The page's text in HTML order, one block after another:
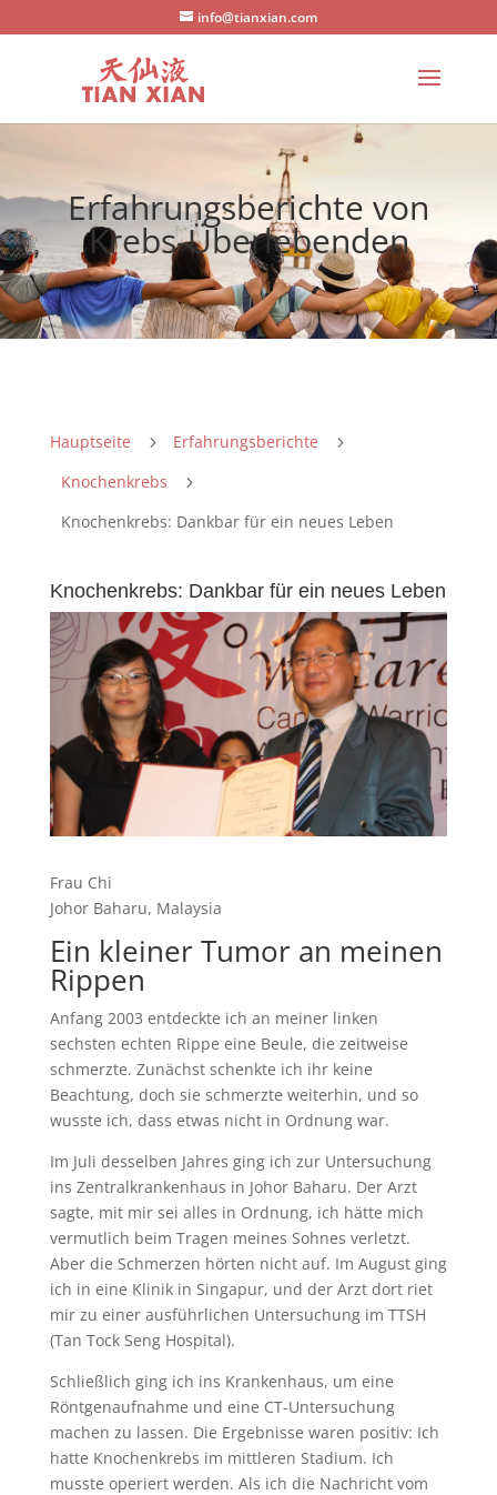
info@tianxian.com
Erfahrungsberichte von
Krebs-Überlebenden
Hauptseite 5 Erfahrungsberichte 5
Knochenkrebs 5
Knochenkrebs: Dankbar für ein neues Leben
Knochenkrebs: Dankbar für ein neues Leben
Frau Chi
Johor Baharu, Malaysia
Ein kleiner Tumor an meinen
Rippen
Anfang 2003 entdeckte ich an meiner linken
sechsten echten Rippe eine Beule, die zeitweise
schmerzte. Zunächst schenkte ich ihr keine
Beachtung, doch sie schmerzte weiterhin, und so
wusste ich, dass etwas nicht in Ordnung war.
Im Juli desselben Jahres ging ich zur Untersuchung
ins Zentralkrankenhaus in Johor Baharu. Der Arzt
sagte, mit mir sei alles in Ordnung, ich hätte mich
vermutlich beim Tragen meines Sohnes verletzt.
Aber die Schmerzen hörten nicht auf. Im August ging
ich in eine Klinik in Singapur, und der Arzt dort riet
mir zu einer ausführlichen Untersuchung im TTSH
(Tan Tock Seng Hospital).
Schließlich ging ich ins Krankenhaus, um eine
Röntgenaufnahme und eine CT-Untersuchung
machen zu lassen. Die Ergebnisse waren positiv: Ich
hatte Knochenkrebs im mittleren Stadium. Ich
musste operiert werden. Als ich die Nachricht vom